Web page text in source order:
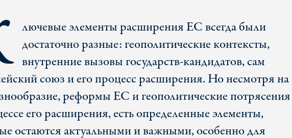
лючевые элементы расширения ЕС всегда были
достаточно разные: геополитические контексты,
внутренние вызовы государств-кандидатов, сам
союз и его процесс расширения. Но несмотря на
реформы ЕС и геополитические потрясения
его расширения, есть определенные элементы,
остаются актуальными и важными, особенно для